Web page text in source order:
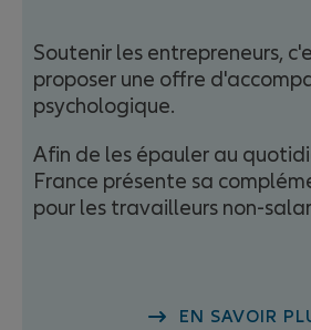
Conseiller
Morgane
Soutenir les entrepreneurs,
proposer une offre
psychologique.
Afin de les épauler au
France présente sa
pour les travailleurs non-
EN SAVOIR